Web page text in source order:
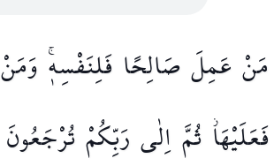
مَنْ عَمِلَصَالِحًا فَلِنَفْسِه۪ۚ وَمَنْ
فَعَلَيْهَاۘ ثُمَّاِلٰى رَبِّكُمْتُرْجَعُونَ